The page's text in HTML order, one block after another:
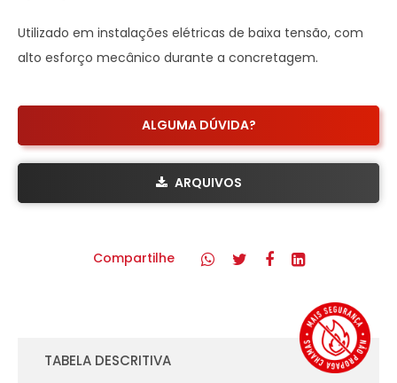
Utilizado em​ instalações elétricas de baixa tensão​, com
alto esforço mecânico durante a concretagem.
ALGUMA DÚVIDA?
ARQUIVOS
Compartilhe
TABELA DESCRITIVA